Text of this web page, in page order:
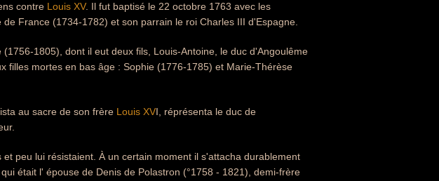
contre Louis XV. Il fut baptisé le 22 octobre 1763 avec les
France (1734-1782) et son parrain le roi Charles III d'Espagne.
1805), dont il eut deux fils, Louis-Antoine, le duc d'Angoulême
filles mortes en bas âge : Sophie (1776-1785) et Marie-Thérèse
au sacre de son frère Louis XVI, réprésenta le duc de
peu lui résistaient. À un certain moment il s'attacha durablement
était l' épouse de Denis de Polastron (°1758 - 1821), demi-frère